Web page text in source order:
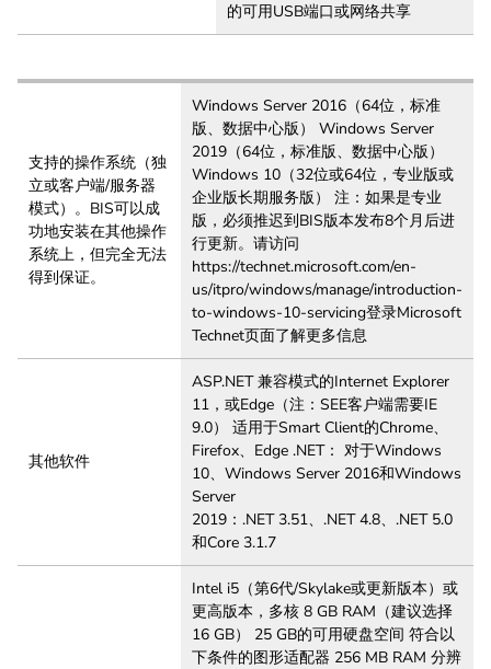
的可用USB端口或网络共享
支持的操作系统（独
立或客户端/服务器
模式）。BIS可以成
功地安装在其他操作
系统上，但完全无法
得到保证。
Windows Server 2016（64位，标准
版、数据中心版） Windows Server
2019（64位，标准版、数据中心版）
Windows 10（32位或64位，专业版或
企业版长期服务版） 注：如果是专业
版，必须推迟到BIS版本发布8个月后进
行更新。请访问
https://technet.microsoft.com/en-
us/itpro/windows/manage/introduction-
to-windows-10-servicing登录Microsoft
Technet页面了解更多信息
其他软件
ASP.NET 兼容模式的Internet Explorer
11，或Edge（注：SEE客户端需要IE
9.0） 适用于Smart Client的Chrome、
Firefox、Edge .NET： 对于Windows
10、Windows Server 2016和Windows
Server
2019：.NET 3.51、.NET 4.8、.NET 5.0
和Core 3.1.7
Intel i5（第6代/Skylake或更新版本）或
更高版本，多核 8 GB RAM（建议选择
16 GB） 25 GB的可用硬盘空间 符合以
下条件的图形适配器 256 MB RAM 分辨